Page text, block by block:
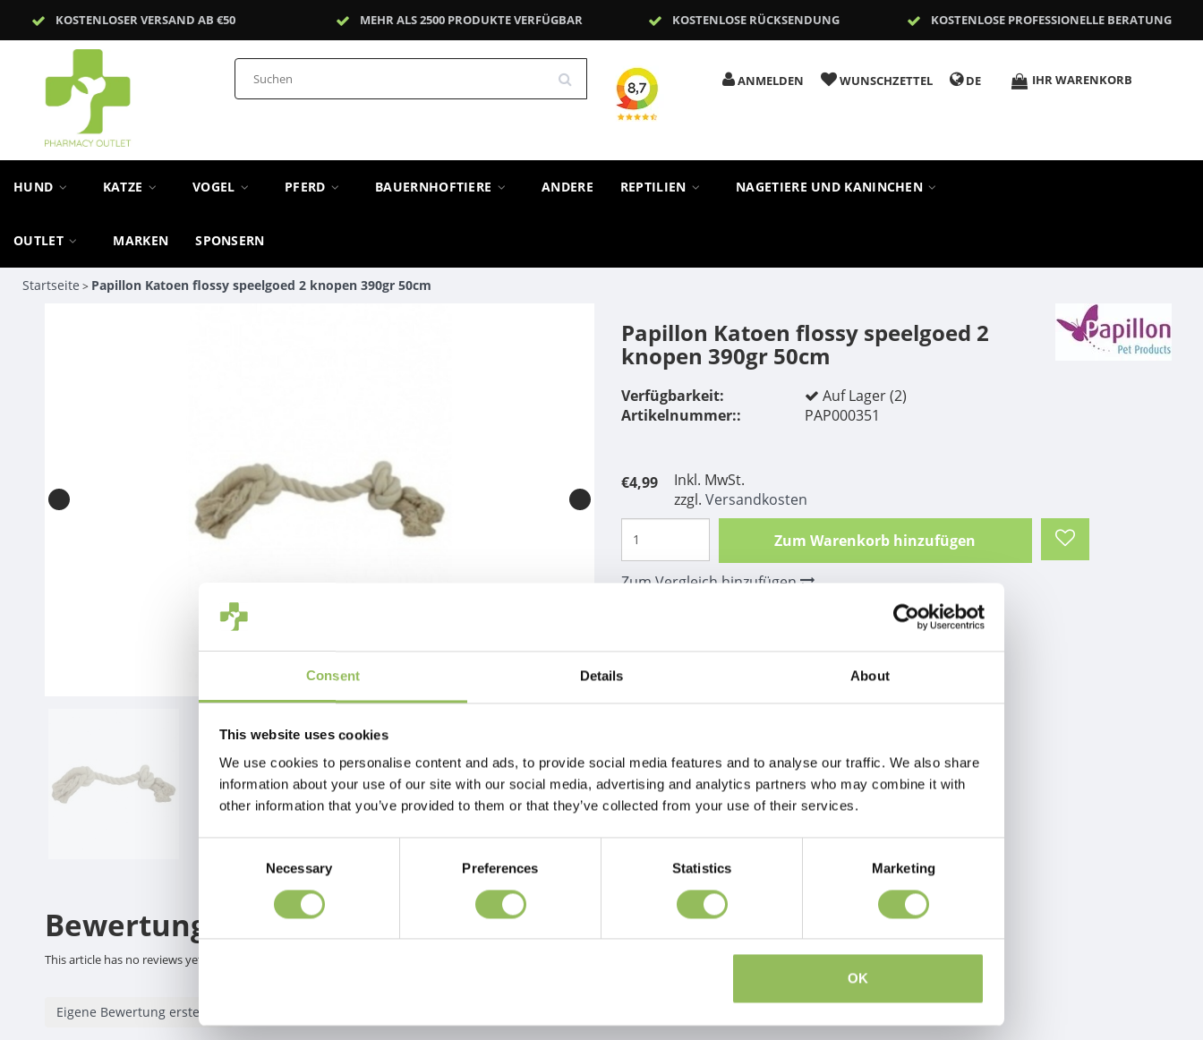
Consent Details About
This website uses cookies
We use cookies to personalise content and ads, to provide social media features and to analyse our traffic. We also share
information about your use of our site with our social media, advertising and analytics partners who may combine it with
other information that you’ve provided to them or that they’ve collected from your use of their services.
Necessary Preferences Statistics Marketing
OK
KOSTENLOSER VERSAND AB €50 MEHR ALS 2500 PRODUKTE VERFÜGBAR KOSTENLOSE RÜCKSENDUNG KOSTENLOSE PROFESSIONELLE BERATUNG
ANMELDEN WUNSCHZETTEL DE IHR WARENKORB
HUND KATZE VOGEL PFERD BAUERNHOFTIERE ANDERE REPTILIEN NAGETIERE UND KANINCHEN
OUTLET MARKEN SPONSERN
Startseite > Papillon Katoen flossy speelgoed 2 knopen 390gr 50cm
Papillon Katoen flossy speelgoed 2
knopen 390gr 50cm
Verfügbarkeit:
Auf Lager (2)
Artikelnummer::
PAP000351
€4,99
Inkl. MwSt.
zzgl.Versandkosten
Zum Warenkorb hinzufügen
Zum Vergleich hinzufügen
Papillon Katoen flossy speelgoed 2 knopen 390gr 50cm
Bewertungen
This article has no reviews yet
Eigene Bewertung erstellen